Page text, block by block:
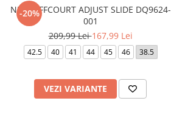
-20%
NIKE OFFCOURT ADJUST SLIDE DQ9624-
001
209,99 Lei167,99 Lei
42.5 40 41 44 45 46 38.5
VEZI VARIANTE